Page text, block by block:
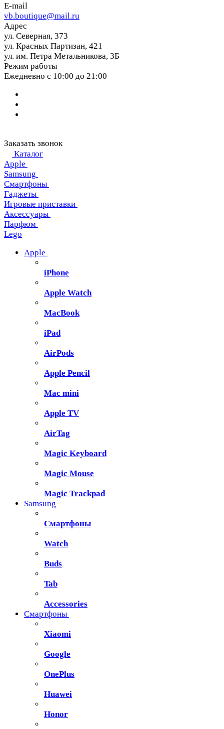
E-mail
vb.boutique@mail.ru
Адрес
ул. Северная, 373
ул. Красных Партизан, 421
ул. им. Петра Метальникова, 3Б
Режим работы
Ежедневно с 10:00 до 21:00
Заказать звонок
Каталог
Apple
Samsung
Смартфоны
Гаджеты
Игровые приставки
Аксессуары
Парфюм
Lego
Apple
iPhone
Apple Watch
MacBook
iPad
AirPods
Apple Pencil
Mac mini
Apple TV
AirTag
Magic Keyboard
Magic Mouse
Magic Trackpad
Samsung
Смартфоны
Watch
Buds
Tab
Accessories
Смартфоны
Xiaomi
Google
OnePlus
Huawei
Honor